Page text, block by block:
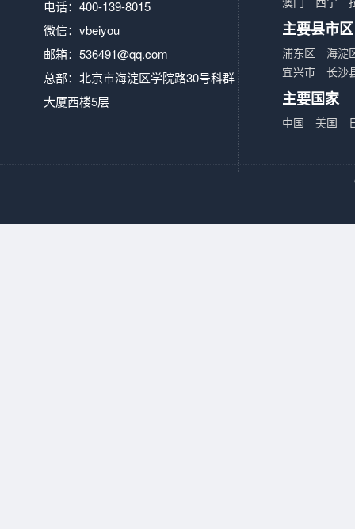
电话：400-139-8015
微信：vbeiyou
邮箱： 536491@qq.com
总部：北京市海淀区学院路30号科群
大厦西楼5层
主要县市区
浦东区
海淀
宜兴市
长沙
主要国家
中国 美国